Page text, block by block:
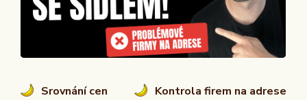
Srovnání cen Kontrola firem na adrese